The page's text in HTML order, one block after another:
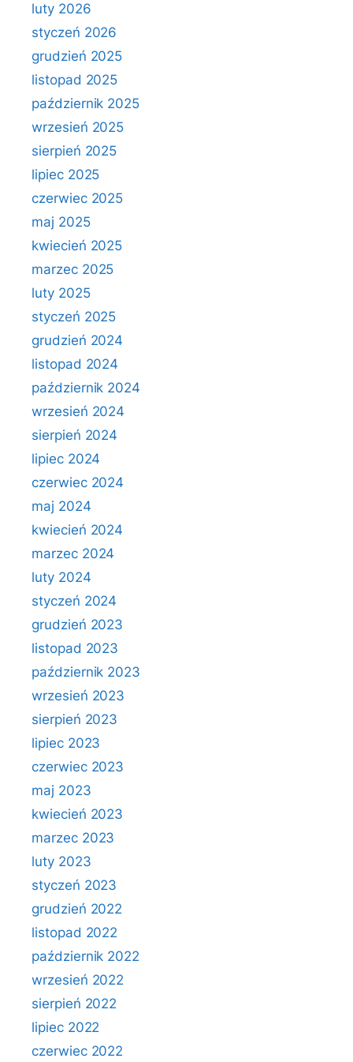
luty 2026
styczeń 2026
grudzień 2025
listopad 2025
październik 2025
wrzesień 2025
sierpień 2025
lipiec 2025
czerwiec 2025
maj 2025
kwiecień 2025
marzec 2025
luty 2025
styczeń 2025
grudzień 2024
listopad 2024
październik 2024
wrzesień 2024
sierpień 2024
lipiec 2024
czerwiec 2024
maj 2024
kwiecień 2024
marzec 2024
luty 2024
styczeń 2024
grudzień 2023
listopad 2023
październik 2023
wrzesień 2023
sierpień 2023
lipiec 2023
czerwiec 2023
maj 2023
kwiecień 2023
marzec 2023
luty 2023
styczeń 2023
grudzień 2022
listopad 2022
październik 2022
wrzesień 2022
sierpień 2022
lipiec 2022
czerwiec 2022